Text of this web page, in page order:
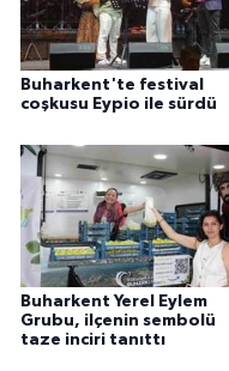
Buharkent'te festival
coşkusu Eypio ile sürdü
Buharkent Yerel Eylem
Grubu, ilçenin sembolü
taze inciri tanıttı